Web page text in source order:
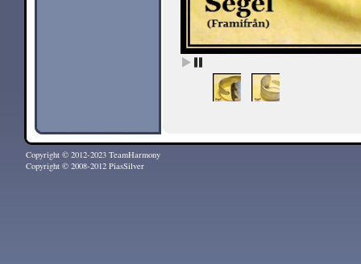
Copyright © 2012-2023 TeamHarmony
Copyright © 2008-2012 PiasSilver